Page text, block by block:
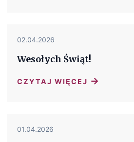
02.04.2026
Wesołych Świąt!
CZYTAJ WIĘCEJ →
01.04.2026